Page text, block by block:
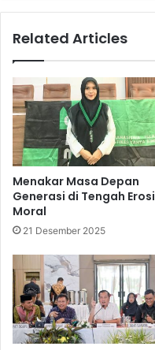
Related Articles
Menakar Masa Depan
Generasi di Tengah Erosi
Moral
21 Desember 2025